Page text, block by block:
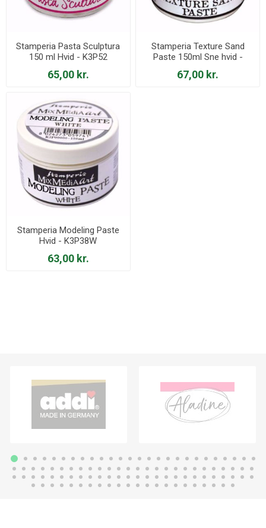
Stamperia Pasta Sculptura
150 ml Hvid - K3P52
65,00 kr.
Stamperia Texture Sand
Paste 150ml Sne hvid -
K3P40
67,00 kr.
Stamperia Modeling Paste
Hvid - K3P38W
63,00 kr.